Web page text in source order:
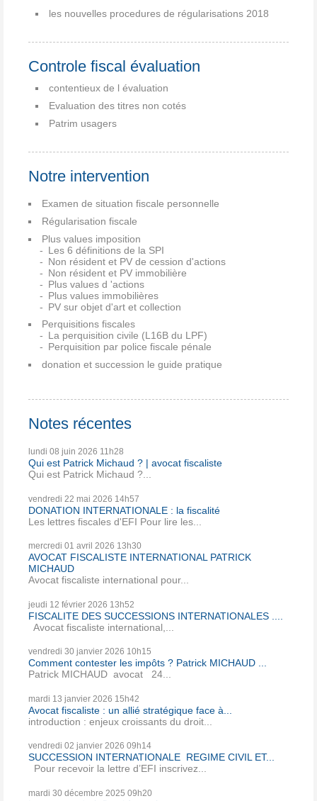
les nouvelles procedures de régularisations 2018
Controle fiscal évaluation
contentieux de l évaluation
Evaluation des titres non cotés
Patrim usagers
Notre intervention
Examen de situation fiscale personnelle
Régularisation fiscale
Plus values imposition
Les 6 définitions de la SPI
Non résident et PV de cession d'actions
Non résident et PV immobilière
Plus values d 'actions
Plus values immobilières
PV sur objet d'art et collection
Perquisitions fiscales
La perquisition civile (L16B du LPF)
Perquisition par police fiscale pénale
donation et succession le guide pratique
Notes récentes
lundi 08 juin 2026 11h28
Qui est Patrick Michaud ? | avocat fiscaliste
Qui est Patrick Michaud ?...
vendredi 22 mai 2026 14h57
DONATION INTERNATIONALE : la fiscalité
Les lettres fiscales d'EFI Pour lire les...
mercredi 01 avril 2026 13h30
AVOCAT FISCALISTE INTERNATIONAL PATRICK
MICHAUD
Avocat fiscaliste international pour...
jeudi 12 février 2026 13h52
FISCALITE DES SUCCESSIONS INTERNATIONALES ....
Avocat fiscaliste international,...
vendredi 30 janvier 2026 10h15
Comment contester les impôts ? Patrick MICHAUD ...
Patrick MICHAUD avocat 24...
mardi 13 janvier 2026 15h42
Avocat fiscaliste : un allié stratégique face à...
introduction : enjeux croissants du droit...
vendredi 02 janvier 2026 09h14
SUCCESSION INTERNATIONALE REGIME CIVIL ET...
Pour recevoir la lettre d’EFI inscrivez...
mardi 30 décembre 2025 09h20